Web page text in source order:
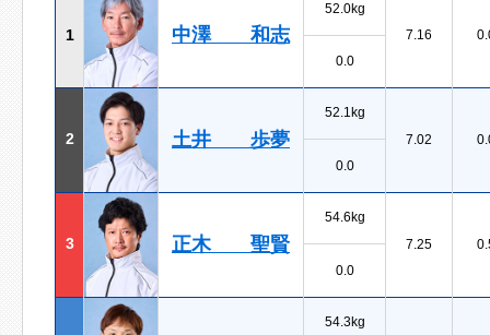
1 中澤 和志
52.0kg
7.16
0.0
2 土井 歩夢
52.1kg
7.02
0.0
3 正木 聖賢
54.6kg
7.25
0.0
54.3kg